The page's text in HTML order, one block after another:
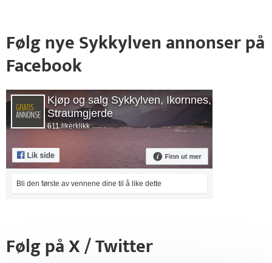
Følg nye Sykkylven annonser på
Facebook
Kjøp og salg Sykkylven, Ikornnes,
Straumgjerde
611 likerklikk
Bli den første av vennene dine til å like dette
Følg på X / Twitter